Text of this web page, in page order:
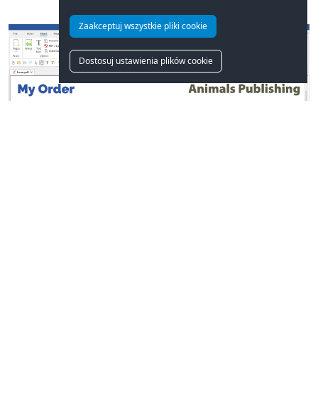
Zaakceptuj wszystkie pliki cookie
Dostosuj ustawienia plików cookie